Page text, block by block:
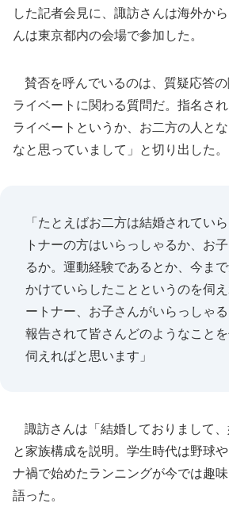
した記者会見に、諏訪さんは海外か
んは東京都内の会場で参加した。
賛否を呼んでいるのは、質疑応答
ライベートに関わる質問だ。指名さ
ライベートというか、お二方の人と
なと思っていまして」と切り出した。
「たとえばお二方は結婚されてい
トナーの方はいらっしゃるか、お
るか。運動経験であるとか、今ま
かけていらしたことというのを伺
ートナー、お子さんがいらっしゃ
報告されて皆さんどのようなことを
伺えればと思います」
諏訪さんは「結婚しておりまして、
と家族構成を説明。学生時代は野球
ナ禍で始めたランニングが今では趣
語った。